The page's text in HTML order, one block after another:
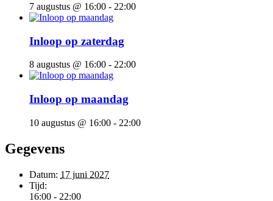
7 augustus @ 16:00 - 22:00
Inloop op zaterdag
8 augustus @ 16:00 - 22:00
Inloop op maandag
10 augustus @ 16:00 - 22:00
Gegevens
Datum: 17 juni 2027
Tijd:
16:00 - 22:00